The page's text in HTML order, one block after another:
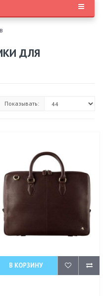
ДЛЯ
Показывать:
В КОРЗИНУ